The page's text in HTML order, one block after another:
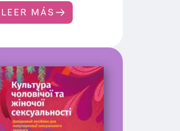
LEER MÁS
:
P
E
N
C
I
Ó
N
D